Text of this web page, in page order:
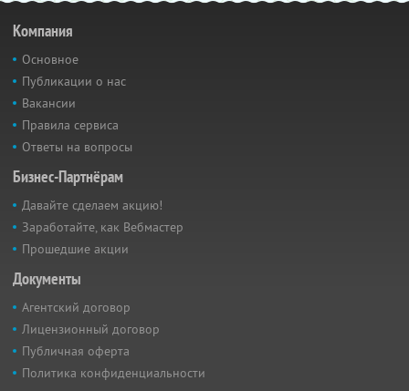
Компания
Основное
Публикации о нас
Вакансии
Правила сервиса
Ответы на вопросы
Бизнес-Партнёрам
Давайте сделаем акцию!
Заработайте, как Вебмастер
Прошедшие акции
Документы
Агентский договор
Лицензионный договор
Публичная оферта
Политика конфиденциальности